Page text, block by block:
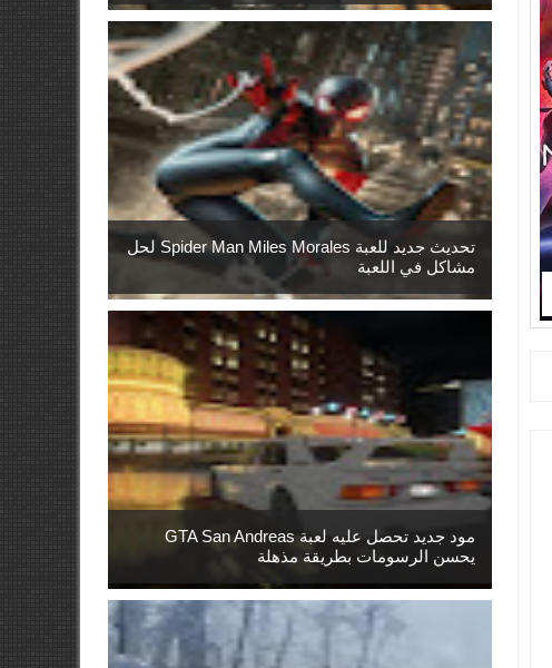
تحديث جديد للعبة Spider Man Miles Morales لحل
مشاكل في اللعبة
مود جديد تحصل عليه لعبة GTA San Andreas
يحسن الرسومات بطريقة مذهلة